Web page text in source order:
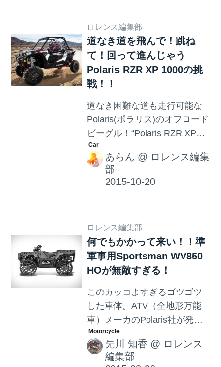
す・・・。
ロレンス編集部
道なき道を飛んで！跳ね
て！回って進んじゃう
Polaris RZR XP 1000の挑
戦！！
道なき困難な道も走行可能な
Polaris(ポラリス)のオフロード
ビーグル！“Polaris RZR XP
1000”！！！！ このPolaris
RZR XP 1000の底力があらわ
になった動画が超かっこいい
えたテクニック！もうぶっ飛
びまくりで大興奮もので
す！！！ 続きをぜひ動画でご
覧ください！ <pqempty>
</pqempty> 2015 Polaris RZR
XP 1000 EPS White Lightning :
Features
あらん @ ロレンス編集
部
ロレンス編集部
何でもかかって来い！！準
軍事用Sportsman WV850
HOが無敵すぎる！
このカッコよすぎるゴツゴツ
した車体。ATV（全地形万能
車）メーカのPolaris社が発表
した準軍用車輌Sportsman
WV850 HO。 前後輪に装着し
ているのは、ハニカム構造の
先川 知香 @ ロレンス
編集部